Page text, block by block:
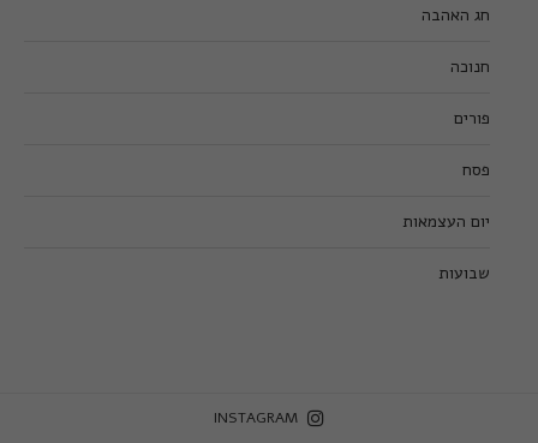
חג האהבה
חנוכה
פורים
פסח
יום העצמאות
שבועות
INSTAGRAM